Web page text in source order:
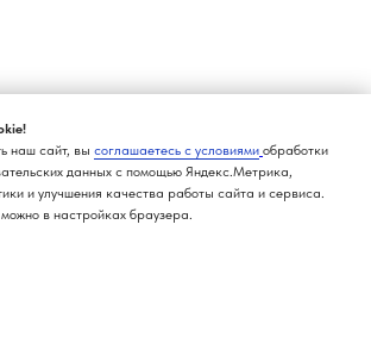
наш сайт, вы соглашаетесь с условиями обработки
данных с помощью Яндекс.Метрика,
и улучшения качества работы сайта и сервиса.
в настройках браузера.